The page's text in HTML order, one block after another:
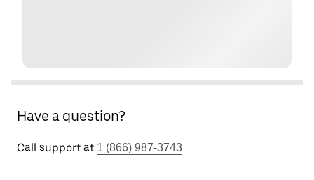
Have a question?
Call support at 1 (866) 987-3743